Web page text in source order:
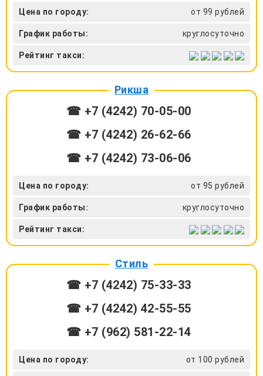
Цена по городу: от 99 рублей
График работы: круглосуточно
Рейтинг такси:
Рикша
☎ +7 (4242) 70‑05-00
☎ +7 (4242) 26‑62-66
☎ +7 (4242) 73‑06-06
Цена по городу: от 95 рублей
График работы: круглосуточно
Рейтинг такси:
Стиль
☎ +7 (4242) 75‑33-33
☎ +7 (4242) 42‑55-55
☎ +7 (962) 581‑22-14
Цена по городу: от 100 рублей